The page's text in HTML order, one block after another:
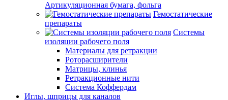
Артикуляционная бумага, фольга
Гемостатические
препараты
Системы
изоляции рабочего поля
Материалы для ретракции
Роторасширители
Матрицы, клинья
Ретракционные нити
Система Коффердам
Иглы, шприцы для каналов